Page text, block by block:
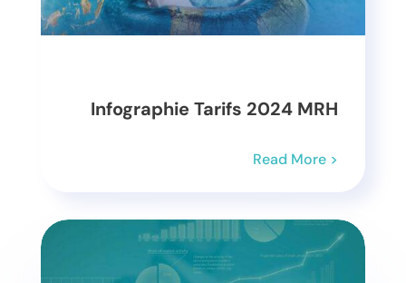
Infographie Tarifs 2024 MRH
Read More >